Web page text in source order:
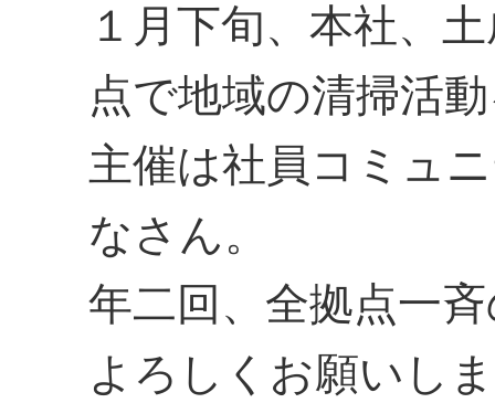
１月下旬、本社、
点で地域の清掃活
主催は社員コミュ
なさん。
年二回、全拠点一
よろしくお願いし